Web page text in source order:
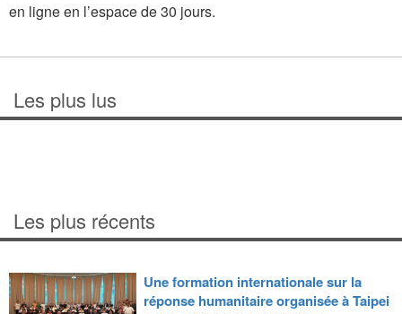
en ligne en l’espace de 30 jours.
Les plus lus
Les plus récents
Une formation internationale sur la
réponse humanitaire organisée à Taipei